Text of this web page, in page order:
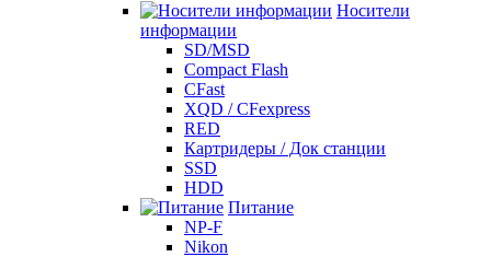
Носители
информации
SD/MSD
Compact Flash
CFast
XQD / CFexpress
RED
Картридеры / Док станции
SSD
HDD
Питание
NP-F
Nikon